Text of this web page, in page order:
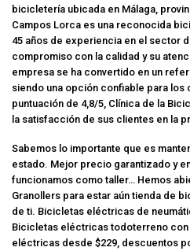
bicicletería ubicada en Málaga,
Campos Lorca es una reconocida
45 años de experiencia en el sector
compromiso con la calidad y su
empresa se ha convertido en un
siendo una opción confiable para los
puntuación de 4,8/5, Clínica de la
la satisfacción de sus clientes en la
Sabemos lo importante que es
estado. Mejor precio garantizado y
funcionamos como taller… Hemos
Granollers para estar aúntienda de
de ti. Bicicletas eléctricas de
Bicicletas eléctricas todoterreno
eléctricas desde $229, descuentos